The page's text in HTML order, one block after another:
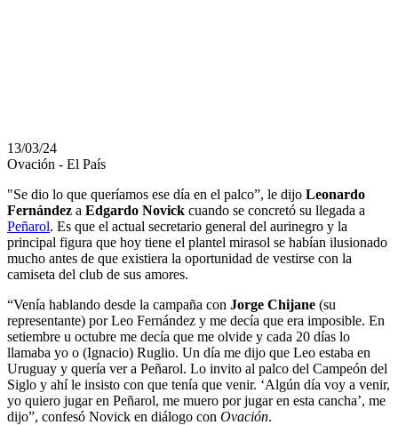
13/03/24
Ovación - El País
"Se dio lo que queríamos ese día en el palco”, le dijo Leonardo
Fernández a Edgardo Novick cuando se concretó su llegada a
Peñarol. Es que el actual secretario general del aurinegro y la
principal figura que hoy tiene el plantel mirasol se habían ilusionado
mucho antes de que existiera la oportunidad de vestirse con la
camiseta del club de sus amores.
“Venía hablando desde la campaña con Jorge Chijane (su
representante) por Leo Fernández y me decía que era imposible. En
setiembre u octubre me decía que me olvide y cada 20 días lo
llamaba yo o (Ignacio) Ruglio. Un día me dijo que Leo estaba en
Uruguay y quería ver a Peñarol. Lo invito al palco del Campeón del
Siglo y ahí le insisto con que tenía que venir. ‘Algún día voy a venir,
yo quiero jugar en Peñarol, me muero por jugar en esta cancha’, me
dijo”, confesó Novick en diálogo con Ovación.